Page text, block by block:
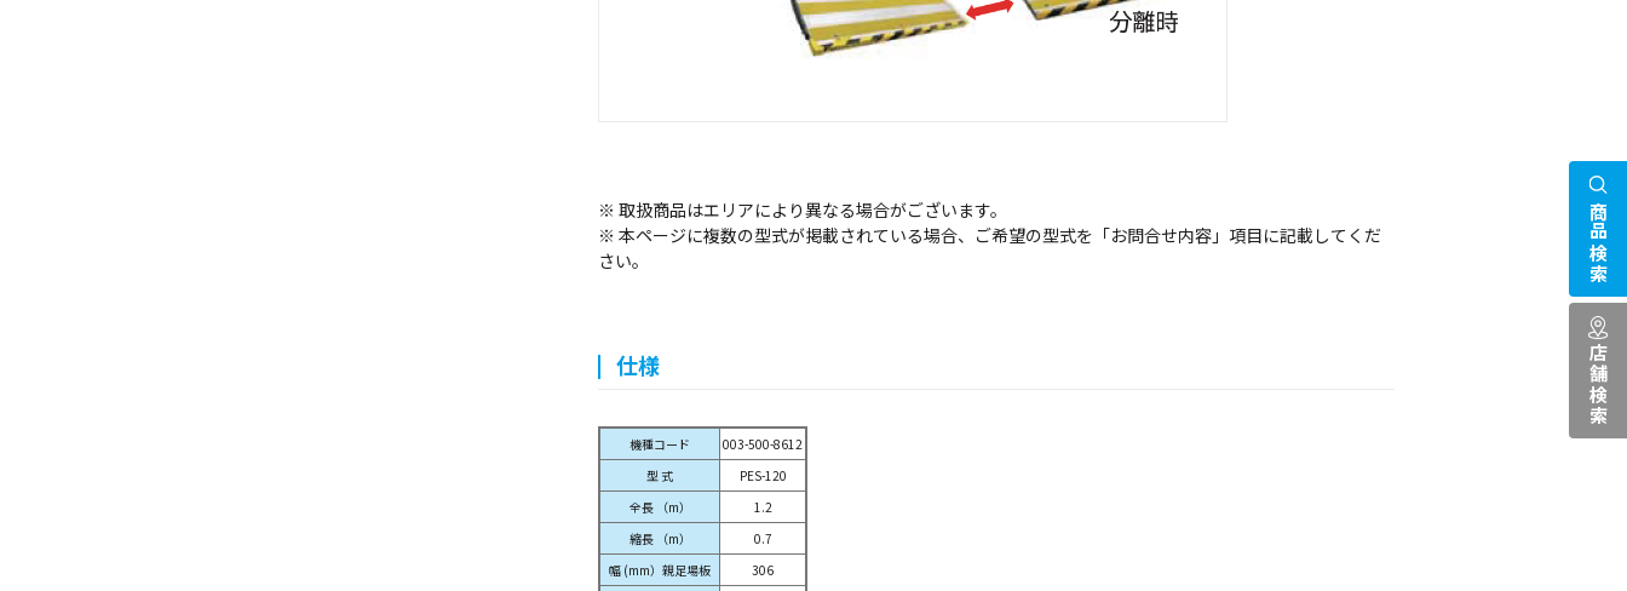
※ 取扱商品はエリアにより異なる場合がございます。
※ 本ページに複数の型式が掲載されている場合、ご希望の型式を「お問合せ内容」項目に記載してくだ
さい。
仕様
機種コード
003-500-8612
型 式
PES-120
全長 （m）
1.2
縮長 （m）
0.7
幅 (mm）親足場板
306
商品検索
店舗検索